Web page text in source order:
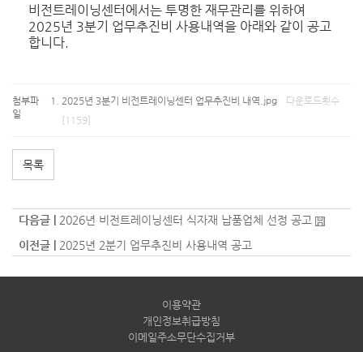
비전트레이닝센터에서는 투명한 재무관리를 위하여
2025년 3분기 업무추진비 사용내역을 아래와 같이 공고
합니다.
첨부파
일
2025년 3분기 비전트레이닝센터 업무추진비 내역.jpg
다운로드횟수
[1159]
목록
다음글 | 2026년 비전트레이닝센터 식자재 납품업체 선정 공고
이전글 | 2025년 2분기 업무추진비 사용내역 공고
이용약관
개인정보취급방침
이메일주소무단수집거부